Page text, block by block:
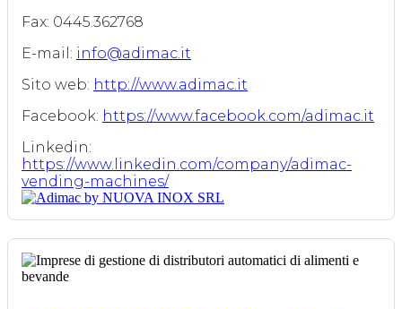
Fax: 0445.362768
E-mail: info@adimac.it
Sito web: http://www.adimac.it
Facebook: https://www.facebook.com/adimac.it
Linkedin:
https://www.linkedin.com/company/adimac-
vending-machines/